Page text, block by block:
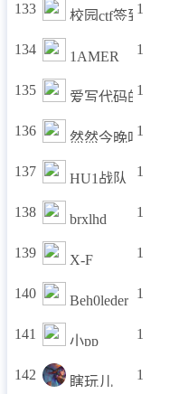
133 校园ctf签到战队
1
134 1AMER 1
135 爱写代码的小马
1
136 然然今晚吃什么捏
1
137 HU1战队 1
138 brxlhd 1
139 X-F 1
140 Beh0leder 1
141 小pp 1
142 瞎玩儿 1